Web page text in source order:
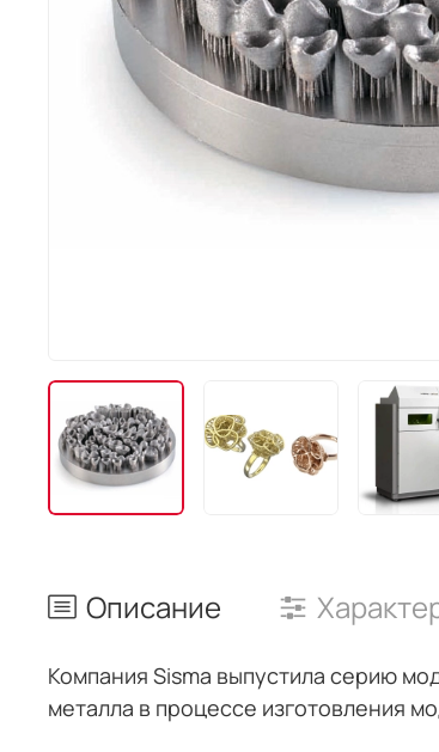
Описание
Компания Sisma выпустила серию
металла в процессе изготовления